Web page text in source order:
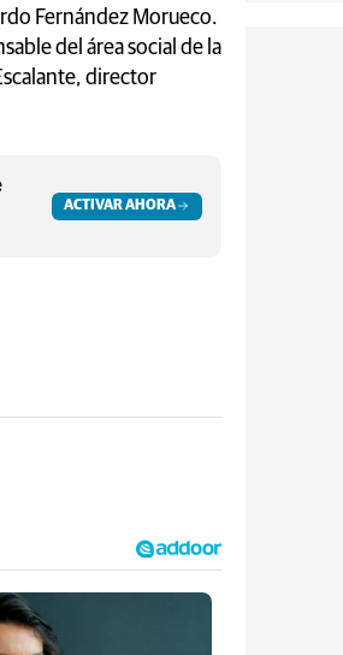
Fernández Morueco.
del área social de la
director
ACTIVAR AHORA